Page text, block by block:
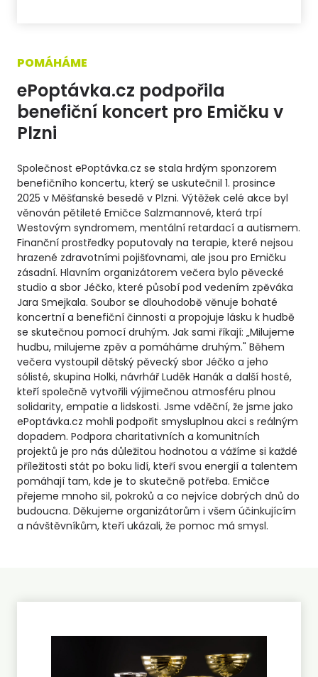
POMÁHÁME
ePoptávka.cz podpořila
benefiční koncert pro Emičku v
Plzni
Společnost ePoptávka.cz se stala hrdým sponzorem
benefičního koncertu, který se uskutečnil 1. prosince
2025 v Měšťanské besedě v Plzni. Výtěžek celé akce byl
věnován pětileté Emičce Salzmannové, která trpí
Westovým syndromem, mentální retardací a autismem.
Finanční prostředky poputovaly na terapie, které nejsou
hrazené zdravotními pojišťovnami, ale jsou pro Emičku
zásadní. Hlavním organizátorem večera bylo pěvecké
studio a sbor Jéčko, které působí pod vedením zpěváka
Jara Smejkala. Soubor se dlouhodobě věnuje bohaté
koncertní a benefiční činnosti a propojuje lásku k hudbě
se skutečnou pomocí druhým. Jak sami říkají: „Milujeme
hudbu, milujeme zpěv a pomáháme druhým." Během
večera vystoupil dětský pěvecký sbor Jéčko a jeho
sólisté, skupina Holki, návrhář Luděk Hanák a další hosté,
kteří společně vytvořili výjimečnou atmosféru plnou
solidarity, empatie a lidskosti. Jsme vděční, že jsme jako
ePoptávka.cz mohli podpořit smysluplnou akci s reálným
dopadem. Podpora charitativních a komunitních
projektů je pro nás důležitou hodnotou a vážíme si každé
příležitosti stát po boku lidí, kteří svou energií a talentem
pomáhají tam, kde je to skutečně potřeba. Emičce
přejeme mnoho sil, pokroků a co nejvíce dobrých dnů do
budoucna. Děkujeme organizátorům i všem účinkujícím
a návštěvníkům, kteří ukázali, že pomoc má smysl.